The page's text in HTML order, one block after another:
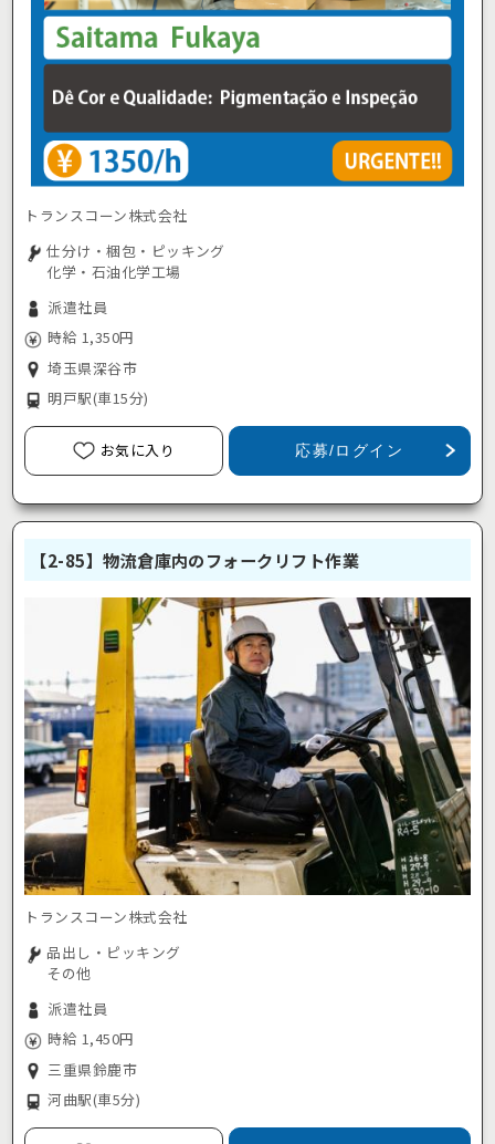
トランスコーン株式会社
仕分け・梱包・ピッキング
化学・石油化学工場
派遣社員
時給 1,350円
埼玉県深谷市
明戸駅(車15分)
お気に入り 応募/ログイン
【2-85】物流倉庫内のフォークリフト作業
トランスコーン株式会社
品出し・ピッキング
その他
派遣社員
時給 1,450円
三重県鈴鹿市
河曲駅(車5分)